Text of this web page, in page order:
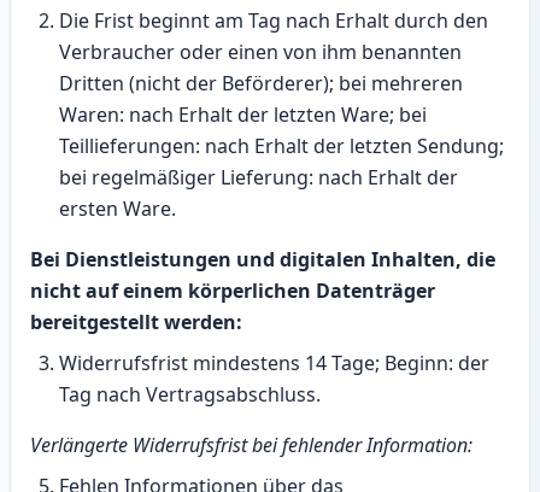
Die Frist beginnt am Tag nach Erhalt durch den
Verbraucher oder einen von ihm benannten
Dritten (nicht der Beförderer); bei mehreren
Waren: nach Erhalt der letzten Ware; bei
Teillieferungen: nach Erhalt der letzten Sendung;
bei regelmäßiger Lieferung: nach Erhalt der
ersten Ware.
Bei Dienstleistungen und digitalen Inhalten, die
nicht auf einem körperlichen Datenträger
bereitgestellt werden:
Widerrufsfrist mindestens 14 Tage; Beginn: der
Tag nach Vertragsabschluss.
Verlängerte Widerrufsfrist bei fehlender Information:
Fehlen Informationen über das